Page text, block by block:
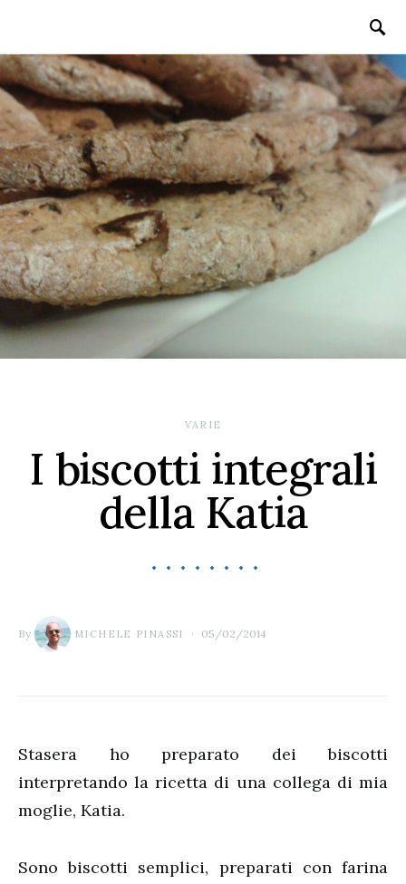
VARIE
I biscotti integrali
della Katia
By MICHELE PINASSI 05/02/2014
Stasera ho preparato dei biscotti
interpretando la ricetta di una collega di mia
moglie, Katia.
Sono biscotti semplici, preparati con farina